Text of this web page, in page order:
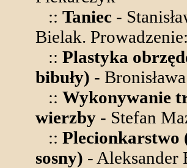
:: Taniec -
Bielak.
:: Plastyka
bibuły) -
:: Wykonywanie
wierzby - Stefan
:: Plecionkarstwo
sosny) - Aleksander